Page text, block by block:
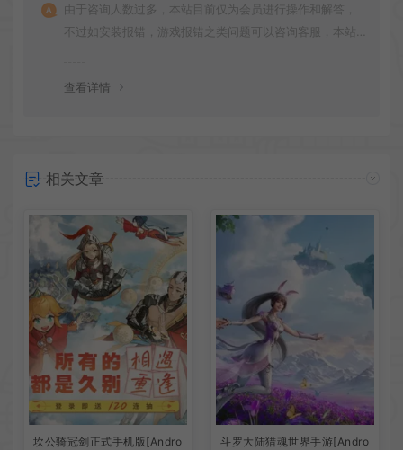
由于咨询人数过多，本站目前仅为会员进行操作和解答，
不过如安装报错，游戏报错之类问题可以咨询客服，本站
查看详情
相关文章
坎公骑冠剑正式手机版[Andro
斗罗大陆猎魂世界手游[Andro